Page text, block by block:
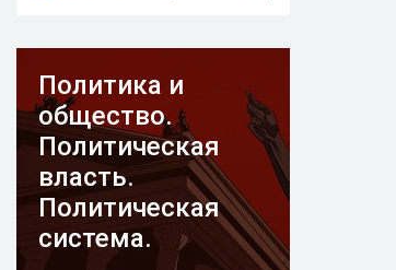
Политика и
общество.
Политическая
власть.
Политическая
система.